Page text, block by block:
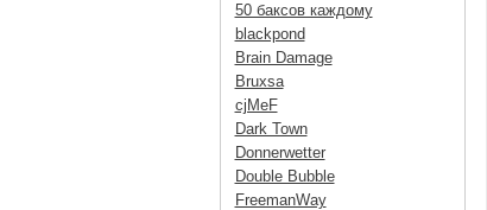
50 баксов каждому
blackpond
Brain Damage
Bruxsa
cjMeF
Dark Town
Donnerwetter
Double Bubble
FreemanWay